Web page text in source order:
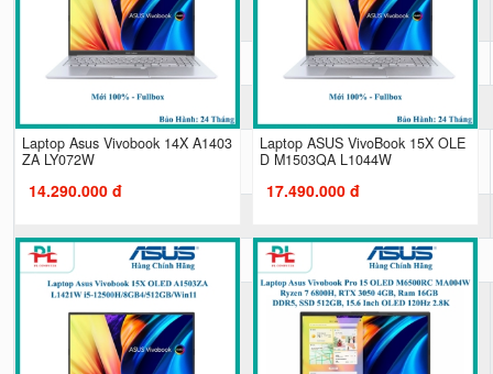
Bluetooth
Bàn phím , Chuột
Kiểu bàn phím
Giao tiếp mở rộng
Kết nối USB
Laptop Asus Vivobook 14X A1403
ZA LY072W
14.290.000 đ
Laptop ASUS VivoBook 15X OLE
D M1503QA L1044W
17.490.000 đ